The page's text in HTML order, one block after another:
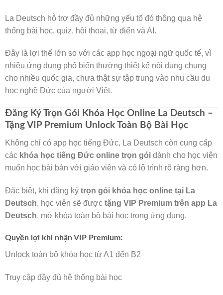
La Deutsch hỗ trợ đầy đủ những yếu tố đó thông qua hệ
thống bài học, quiz, hội thoại, từ điển và AI.
Đây là lợi thế lớn so với các app học ngoại ngữ quốc tế, vì
nhiều ứng dụng phổ biến thường thiết kế nội dung chung
cho nhiều quốc gia, chưa thật sự tập trung vào nhu cầu du
học nghề Đức của người Việt.
Đăng Ký Trọn Gói Khóa Học Online La Deutsch –
Tặng VIP Premium Unlock Toàn Bộ Bài Học
Không chỉ có app học tiếng Đức, La Deutsch còn cung cấp
các khóa học tiếng Đức online trọn gói dành cho học viên
muốn học bài bản với giáo viên và có lộ trình rõ ràng hơn.
Đặc biệt, khi đăng ký trọn gói khóa học online tại La
Deutsch, học viên sẽ được tặng VIP Premium trên app La
Deutsch, mở khóa toàn bộ bài học trong ứng dụng.
Quyền lợi khi nhận VIP Premium:
Unlock toàn bộ khóa học từ A1 đến B2
Truy cập đầy đủ hệ thống bài học